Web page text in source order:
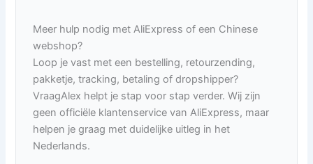
Meer hulp nodig met AliExpress of een Chinese
webshop?
Loop je vast met een bestelling, retourzending,
pakketje, tracking, betaling of dropshipper?
VraagAlex helpt je stap voor stap verder. Wij zijn
geen officiële klantenservice van AliExpress, maar
helpen je graag met duidelijke uitleg in het
Nederlands.